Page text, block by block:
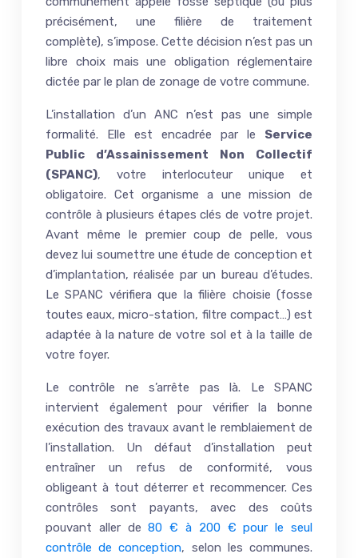
précisément, une filière de traitement
complète), s’impose. Cette décision n’est pas un
libre choix mais une obligation réglementaire
dictée par le plan de zonage de votre commune.
L’installation d’un ANC n’est pas une simple
formalité. Elle est encadrée par le Service
Public d’Assainissement Non Collectif
(SPANC), votre interlocuteur unique et
obligatoire. Cet organisme a une mission de
contrôle à plusieurs étapes clés de votre projet.
Avant même le premier coup de pelle, vous
devez lui soumettre une étude de conception et
d’implantation, réalisée par un bureau d’études.
Le SPANC vérifiera que la filière choisie (fosse
toutes eaux, micro-station, filtre compact…) est
adaptée à la nature de votre sol et à la taille de
votre foyer.
Le contrôle ne s’arrête pas là. Le SPANC
intervient également pour vérifier la bonne
exécution des travaux avant le remblaiement de
l’installation. Un défaut d’installation peut
entraîner un refus de conformité, vous
obligeant à tout déterrer et recommencer. Ces
contrôles sont payants, avec des coûts
pouvant aller de80 € à 200 € pour le seul
contrôle de conception, selon les communes.